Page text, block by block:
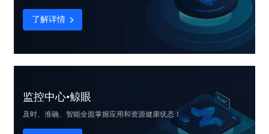
了解详情
监控中心•鲸眼
及时、准确、智能全面掌握应用和资源健康状态！